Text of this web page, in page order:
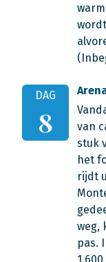
DAG
8
van
stuk
het
rijdt
weg,
pas.